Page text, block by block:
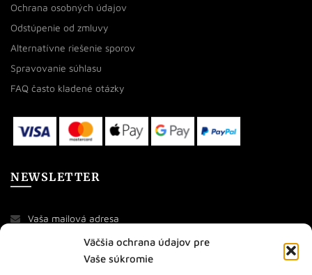
Väčšia ochrana údajov pre
Vaše súkromie
Ochrana osobných údajov
Odstúpenie od zmluvy
Alternatívne riešenie sporov
Spravovanie súhlasu
FAQ často kladené otázky
NEWSLETTER